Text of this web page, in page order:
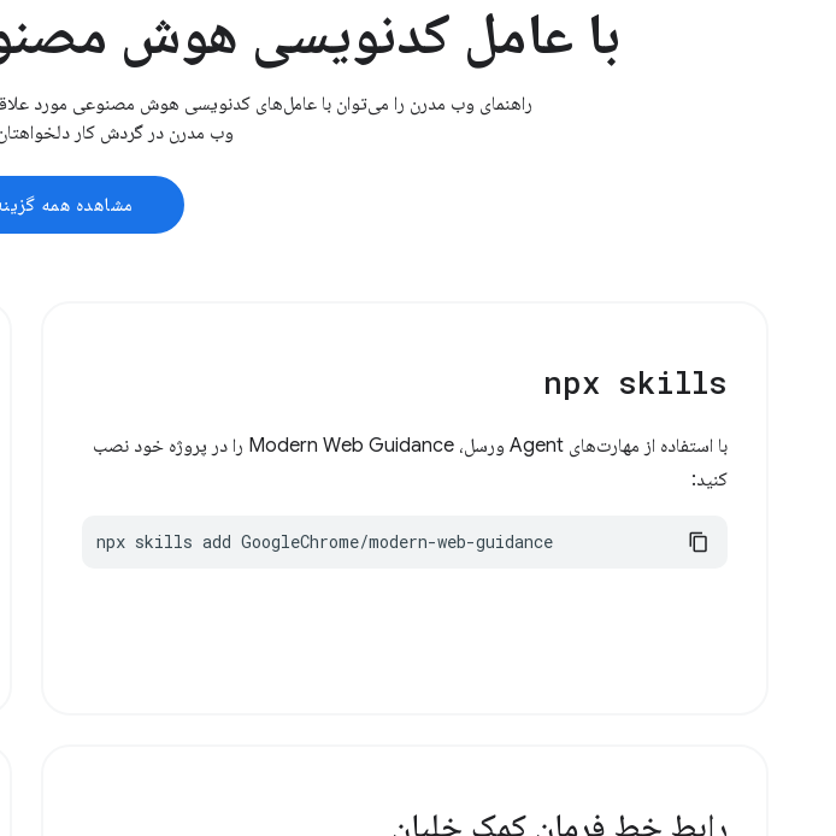
با عامل کدنویسی هوش
راهنمای وب مدرن را می‌توان با عامل‌های کدنویسی هوش مصنوعی مورد
وب مدرن در گردش کار
مشاهده همه
npx skills
با استفاده از مهارت‌های Agent ورسل، Modern Web Guidance را در پروژه خود نصب
کنید:
npx skills add GoogleChrome/modern-web-guidance
رابط خط فرمان کمک خلبان